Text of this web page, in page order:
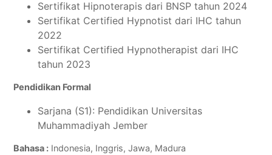
Sertifikat Hipnoterapis dari BNSP tahun 2024
Sertifikat Certified Hypnotist dari IHC tahun
2022
Sertifikat Certified Hypnotherapist dari IHC
tahun 2023
Pendidikan Formal
Sarjana (S1): Pendidikan Universitas
Muhammadiyah Jember
Bahasa : Indonesia, Inggris, Jawa, Madura